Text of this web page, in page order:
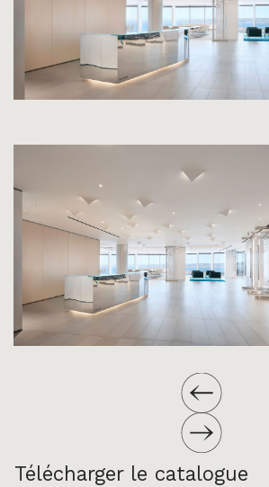
Télécharger le catalogue